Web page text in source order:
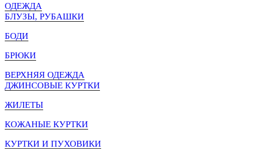
ОДЕЖДА
БЛУЗЫ, РУБАШКИ
БОДИ
БРЮКИ
ВЕРХНЯЯ ОДЕЖДА
ДЖИНСОВЫЕ КУРТКИ
ЖИЛЕТЫ
КОЖАНЫЕ КУРТКИ
КУРТКИ И ПУХОВИКИ